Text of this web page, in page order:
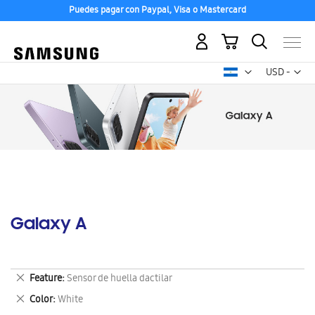
Puedes pagar con Paypal, Visa o Mastercard
USD -
dólar
Mi carrito
Galaxy A
Feature Sensor de huella dactilar
Eliminar
este
artículo
Color White
Eliminar